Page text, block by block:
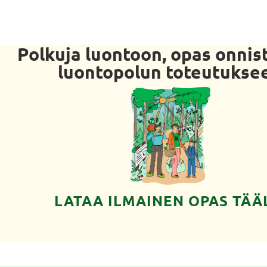
Polkuja luontoon, opas
luontopolun
LATAA ILMAINEN OPAS